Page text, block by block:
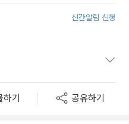
신간알림 신청
기 공유하기